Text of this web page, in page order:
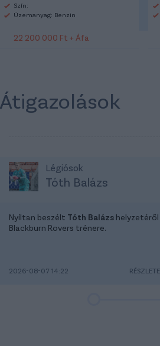
Szín:
Üzemanyag: Benzin
22 200 000 Ft + Áfa
Átigazolások
Légiósok
Tóth Balázs
Nyíltan beszélt Tóth Balázs helyzetéről
Blackburn Rovers trénere.
2026-08-07 14:22